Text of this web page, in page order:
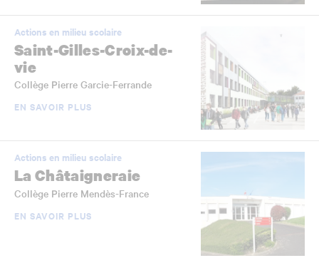
Actions en milieu scolaire
Saint-Gilles-Croix-de-
vie
Collège Pierre Garcie-Ferrande
EN SAVOIR PLUS
Actions en milieu scolaire
La Châtaigneraie
Collège Pierre Mendès-France
EN SAVOIR PLUS